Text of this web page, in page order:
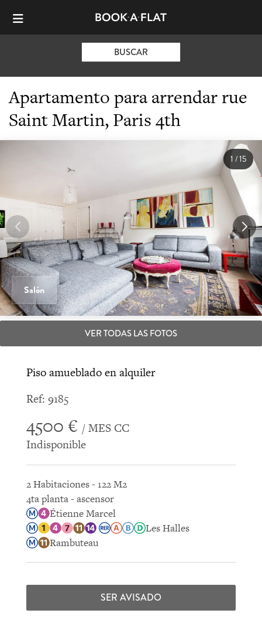
BUSCAR
Apartamento para arrendar rue
Saint Martin, Paris 4th
Salón
1 /15
VER TODAS LAS FOTOS
Piso amueblado en alquiler
Ref: 9185
4500 € / MES CC
Indisponible
2 Habitaciones - 122 M2
4ta planta - ascensor
Étienne Marcel
Les Halles
Rambuteau
SER AVISADO